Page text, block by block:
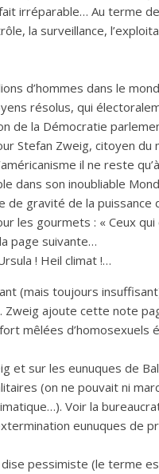
irréparable… Au terme
la surveillance,
d’hommes dans le
résolus, qui
de la Démocratie
Stefan Zweig, citoyen
il ne reste
dans son inoubliable
gravité de la puissance
les gourmets : « Ceux
page suivante…
! Heil climat !…
(mais toujours
ajoute cette note
mêlées d’homosexuels
et sur les eunuques de
(on ne pouvait ni
Voir la
eunuques de
dise pessimiste (le terme